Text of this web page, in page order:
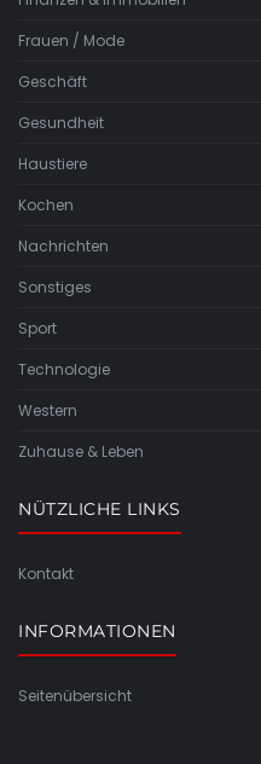
Frauen / Mode
Geschäft
Gesundheit
Haustiere
Kochen
Nachrichten
Sonstiges
Sport
Technologie
Western
Zuhause & Leben
NÜTZLICHE LINKS
Kontakt
INFORMATIONEN
Seitenübersicht